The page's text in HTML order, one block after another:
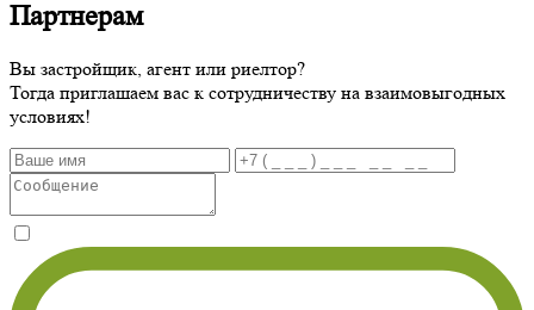
Партнерам
Вы застройщик, агент или риелтор?
Тогда приглашаем вас к сотрудничеству на взаимовыгодных
условиях!